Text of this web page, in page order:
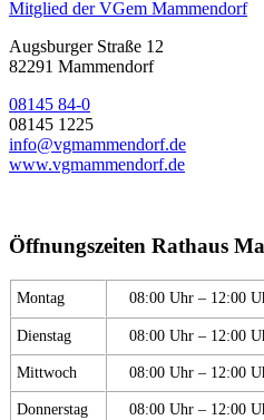
Mitglied der VGem Mammendorf
Augsburger Straße 12
82291 Mammendorf
08145 84-0
08145 1225
info@vgmammendorf.de
www.vgmammendorf.de
Öffnungszeiten Rathaus
Montag 08:00 Uhr – 12:00
Dienstag 08:00 Uhr – 12:00
Mittwoch 08:00 Uhr – 12:00
Donnerstag 08:00 Uhr – 12:00